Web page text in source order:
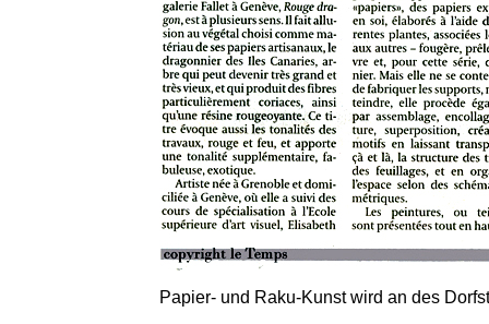
Papier- und Raku-Kunst wird an des